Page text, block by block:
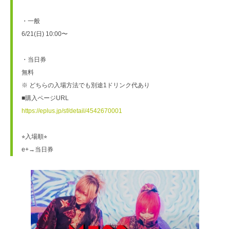
・一般
6/21(日) 10:00〜
・当日券
無料
※ どちらの入場方法でも別途1ドリンク代あり
■購入ページURL
https://eplus.jp/sf/detail/4542670001
⭐︎入場順⭐︎
e+→当日券